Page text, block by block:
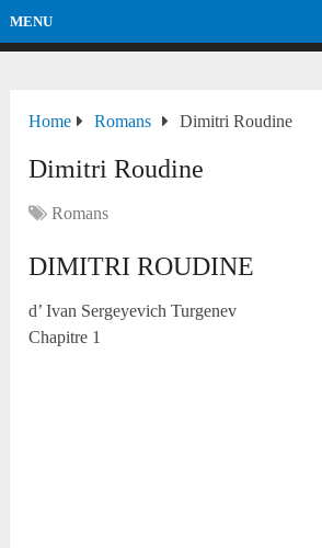
MENU
Home Romans Dimitri Roudine
Dimitri Roudine
Romans
DIMITRI ROUDINE
d’ Ivan Sergeyevich Turgenev
Chapitre 1